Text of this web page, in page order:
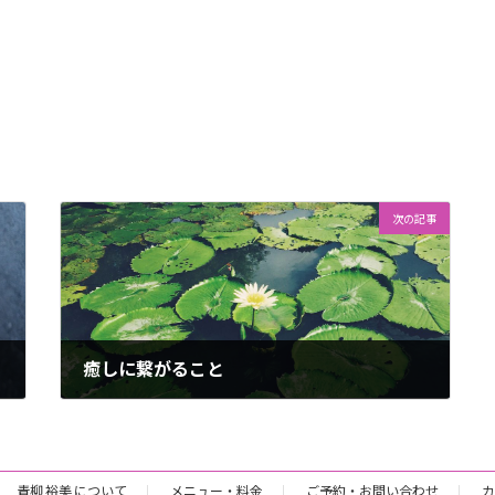
次の記事
癒しに繋がること
青柳 裕美 について メニュー・料金 ご予約・お問い合わせ